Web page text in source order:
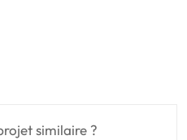
similaire ?